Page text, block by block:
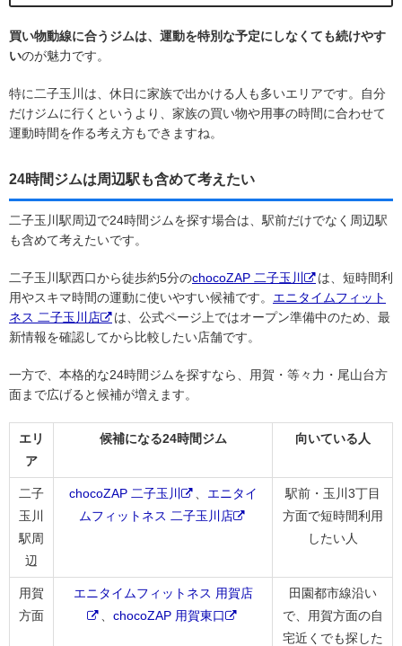
買い物動線に合うジムは、運動を特別な予定にしなくても続けやす
いのが魅力です。
特に二子玉川は、休日に家族で出かける人も多いエリアです。自分
だけジムに行くというより、家族の買い物や用事の時間に合わせて
運動時間を作る考え方もできますね。
24時間ジムは周辺駅も含めて考えたい
二子玉川駅周辺で24時間ジムを探す場合は、駅前だけでなく周辺駅
も含めて考えたいです。
二子玉川駅西口から徒歩約5分のchocoZAP 二子玉川
は、短時間利
用やスキマ時間の運動に使いやすい候補です。 エニタイムフィット
ネス 二子玉川店
は、公式ページ上ではオープン準備中のため、最
新情報を確認してから比較したい店舗です。
一方で、本格的な24時間ジムを探すなら、用賀・等々力・尾山台方
面まで広げると候補が増えます。
エリ
ア
候補になる24時間ジム 向いている人
二子
玉川
駅周
辺
chocoZAP 二子玉川
エニタイ
ムフィットネス 二子玉川店
駅前・玉川3丁目
方面で短時間利用
したい人
用賀
方面
エニタイムフィットネス 用賀店
chocoZAP 用賀東口
田園都市線沿い
で、用賀方面の自
宅近くでも探した